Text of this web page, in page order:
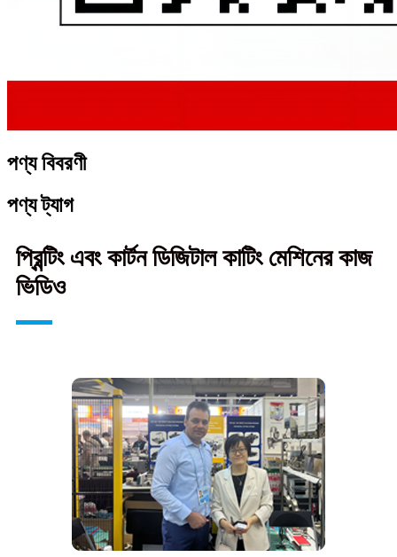
পণ্য বিবরণী
পণ্য ট্যাগ
প্রিন্টিং এবং কার্টন ডিজিটাল কাটিং মেশিনের কাজ
ভিডিও